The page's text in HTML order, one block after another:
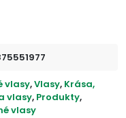
vlasy,Vlasy, Krása,
vlasy, Produkty,
vlasy